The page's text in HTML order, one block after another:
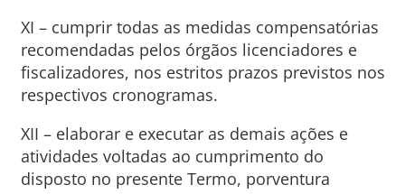
XI – cumprir todas as medidas compensatórias
recomendadas pelos órgãos licenciadores e
fiscalizadores, nos estritos prazos previstos nos
respectivos cronogramas.
XII – elaborar e executar as demais ações e
atividades voltadas ao cumprimento do
disposto no presente Termo, porventura